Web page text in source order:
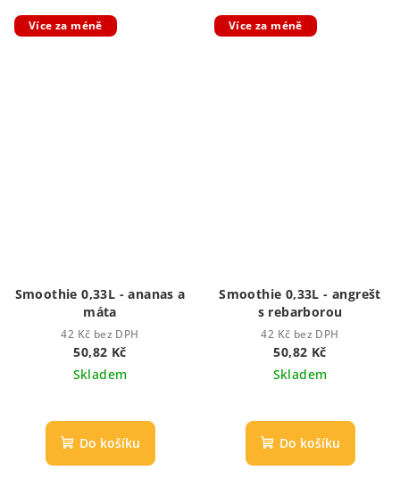
Více za méně
Smoothie 0,33L - ananas a
máta
42 Kč bez DPH
50,82 Kč
Skladem
Do košíku
Více za méně
Smoothie 0,33L - angrešt
s rebarborou
42 Kč bez DPH
50,82 Kč
Skladem
Do košíku